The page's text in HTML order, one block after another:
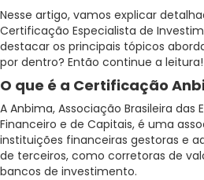
Nesse artigo, vamos explicar
Certificação Especialista de
destacar os principais tópicos
por dentro? Então continue a leitura!
O que é a Certificação
A Anbima, Associação Brasileira das
Financeiro e de Capitais, é uma
instituições financeiras gestoras e
de terceiros, como corretoras de
bancos de investimento.